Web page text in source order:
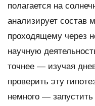
полагается на
анализирует состав
проходящему через
научную
точнее — изучая
проверить эту
немного — запустить